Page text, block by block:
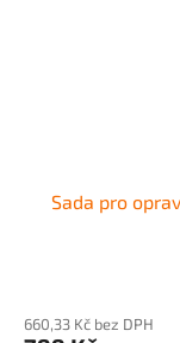
Sada pro
660,33 Kč bez DPH